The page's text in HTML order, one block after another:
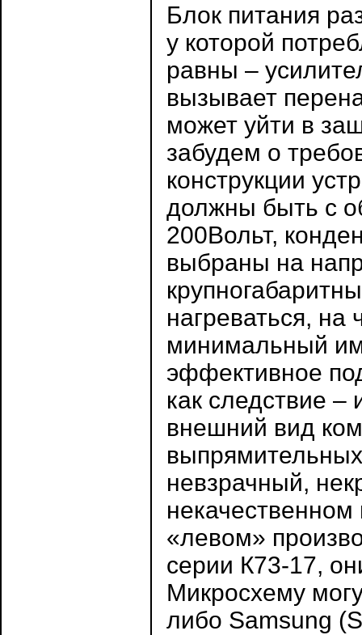
Блок питания
у которой
равны –
вызывает
может уйти в
забудем о
конструкции
должны быть с
200Вольт,
выбраны на
нагреваться, на
минимальный
эффективное
как следствие
внешний вид
невзрачный,
некачественном
«левом»
серии К73-17,
Микросхему
либо Samsung